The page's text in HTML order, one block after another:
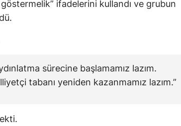
ifadelerini kullandı ve grubun
sürecine başlamamız lazım.
tabanı yeniden kazanmamız lazım.”